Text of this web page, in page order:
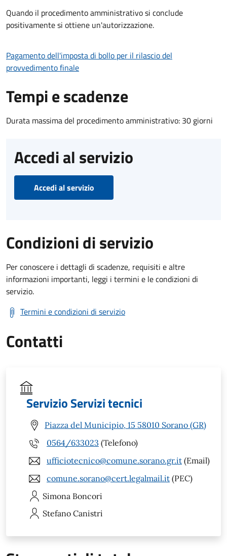
Quando il procedimento amministrativo si conclude
positivamente si ottiene un'autorizzazione.
Pagamento dell'imposta di bollo per il rilascio del
provvedimento finale
Tempi e scadenze
Durata massima del procedimento amministrativo: 30 giorni
Accedi al servizio
Accedi al servizio
Condizioni di servizio
Per conoscere i dettagli di scadenze, requisiti e altre
informazioni importanti, leggi i termini e le condizioni di
servizio.
Termini e condizioni di servizio
Contatti
Servizio Servizi tecnici
Piazza del Municipio, 15 58010 Sorano (GR)
0564/633023 (Telefono)
ufficiotecnico@comune.sorano.gr.it (Email)
comune.sorano@cert.legalmail.it (PEC)
Simona Boncori
Stefano Canistri